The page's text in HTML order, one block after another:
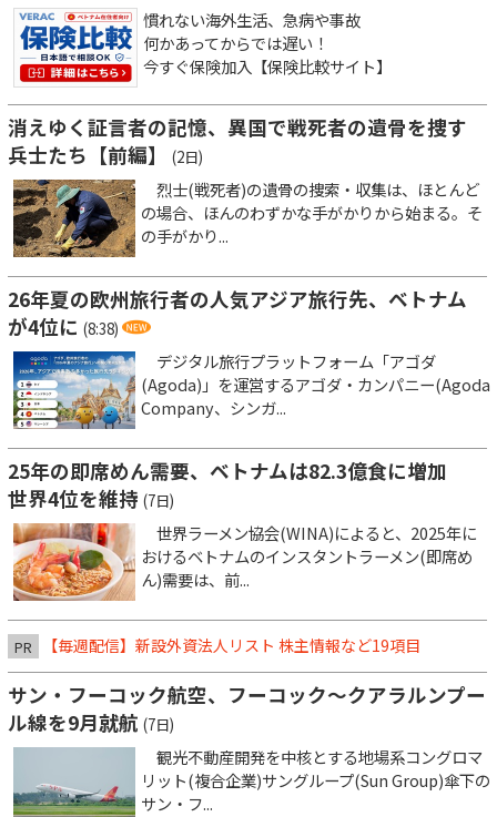
慣れない海外生活、急病や事故
何かあってからでは遅い！
今すぐ保険加入【保険比較サイト】
消えゆく証言者の記憶、異国で戦死者の遺骨を捜す
兵士たち【前編】
(2日)
烈士(戦死者)の遺骨の捜索・収集は、ほとんど
の場合、ほんのわずかな手がかりから始まる。そ
の手がかり...
26年夏の欧州旅行者の人気アジア旅行先、ベトナム
が4位に (8:38)
デジタル旅行プラットフォーム「アゴダ
(Agoda)」を運営するアゴダ・カンパニー(Agoda
Company、シンガ...
25年の即席めん需要、ベトナムは82.3億食に増加
世界4位を維持 (7日)
世界ラーメン協会(WINA)によると、2025年に
おけるベトナムのインスタントラーメン(即席め
ん)需要は、前...
PR 【毎週配信】新設外資法人リスト 株主情報など19項目
サン・フーコック航空、フーコック～クアラルンプー
ル線を9月就航 (7日)
観光不動産開発を中核とする地場系コングロマ
リット(複合企業)サングループ(Sun Group)傘下の
サン・フ...